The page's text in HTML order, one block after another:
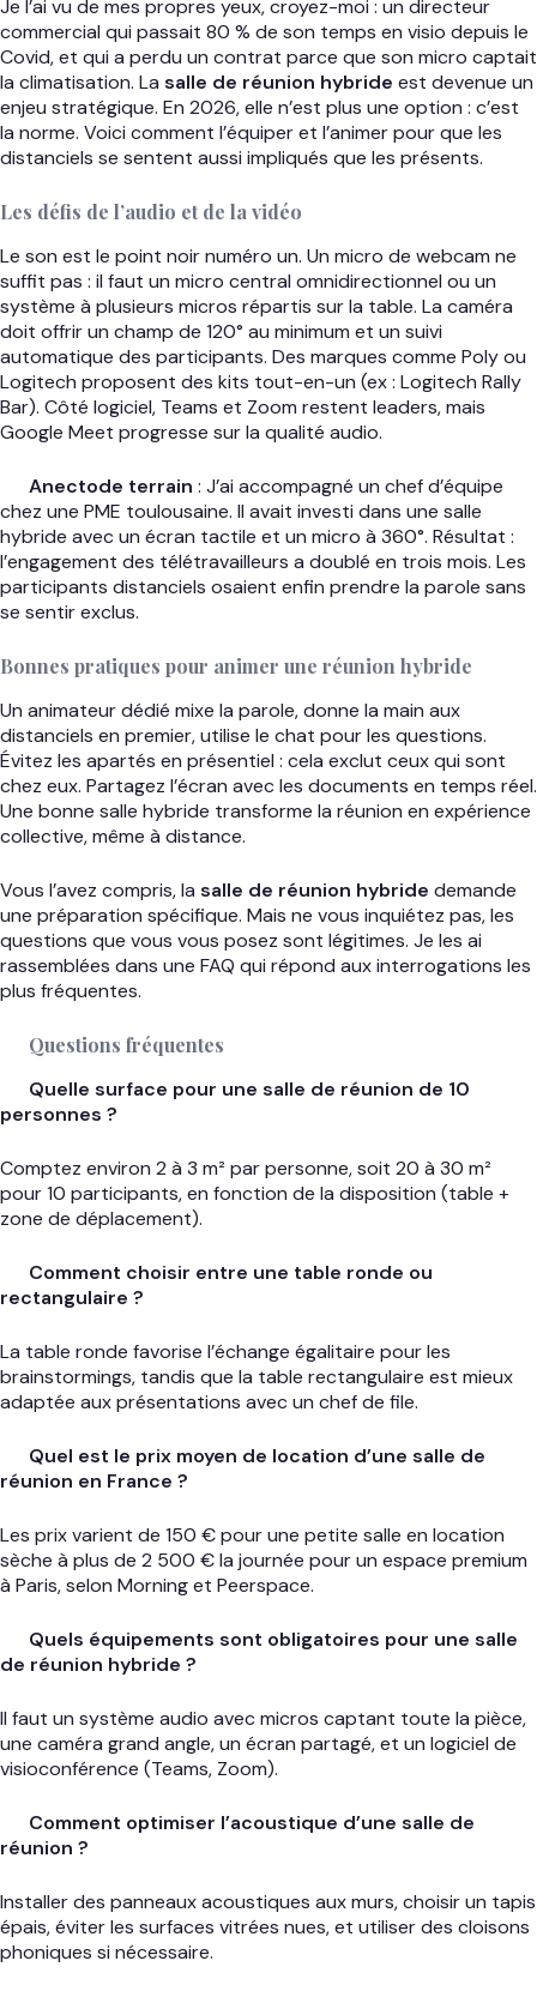
Je l’ai vu de mes propres yeux, croyez-moi : un directeur
commercial qui passait 80 % de son temps en visio depuis le
Covid, et qui a perdu un contrat parce que son micro captait
la climatisation. La salle de réunion hybride est devenue un
enjeu stratégique. En 2026, elle n’est plus une option : c’est
la norme. Voici comment l’équiper et l’animer pour que les
distanciels se sentent aussi impliqués que les présents.
Les défis de l’audio et de la vidéo
Le son est le point noir numéro un. Un micro de webcam ne
suffit pas : il faut un micro central omnidirectionnel ou un
système à plusieurs micros répartis sur la table. La caméra
doit offrir un champ de 120° au minimum et un suivi
automatique des participants. Des marques comme Poly ou
Logitech proposent des kits tout-en-un (ex : Logitech Rally
Bar). Côté logiciel, Teams et Zoom restent leaders, mais
Google Meet progresse sur la qualité audio.
Anectode terrain : J’ai accompagné un chef d’équipe
chez une PME toulousaine. Il avait investi dans une salle
hybride avec un écran tactile et un micro à 360°. Résultat :
l’engagement des télétravailleurs a doublé en trois mois. Les
participants distanciels osaient enfin prendre la parole sans
se sentir exclus.
Bonnes pratiques pour animer une réunion hybride
Un animateur dédié mixe la parole, donne la main aux
distanciels en premier, utilise le chat pour les questions.
Évitez les apartés en présentiel : cela exclut ceux qui sont
chez eux. Partagez l’écran avec les documents en temps réel.
Une bonne salle hybride transforme la réunion en expérience
collective, même à distance.
Vous l’avez compris, la salle de réunion hybride demande
une préparation spécifique. Mais ne vous inquiétez pas, les
questions que vous vous posez sont légitimes. Je les ai
rassemblées dans une FAQ qui répond aux interrogations les
plus fréquentes.
Questions fréquentes
Quelle surface pour une salle de réunion de 10
personnes ?
Comptez environ 2 à 3 m² par personne, soit 20 à 30 m²
pour 10 participants, en fonction de la disposition (table +
zone de déplacement).
Comment choisir entre une table ronde ou
rectangulaire ?
La table ronde favorise l’échange égalitaire pour les
brainstormings, tandis que la table rectangulaire est mieux
adaptée aux présentations avec un chef de file.
Quel est le prix moyen de location d’une salle de
réunion en France ?
Les prix varient de 150 € pour une petite salle en location
sèche à plus de 2 500 € la journée pour un espace premium
à Paris, selon Morning et Peerspace.
Quels équipements sont obligatoires pour une salle
de réunion hybride ?
Il faut un système audio avec micros captant toute la pièce,
une caméra grand angle, un écran partagé, et un logiciel de
visioconférence (Teams, Zoom).
Comment optimiser l’acoustique d’une salle de
réunion ?
Installer des panneaux acoustiques aux murs, choisir un tapis
épais, éviter les surfaces vitrées nues, et utiliser des cloisons
phoniques si nécessaire.